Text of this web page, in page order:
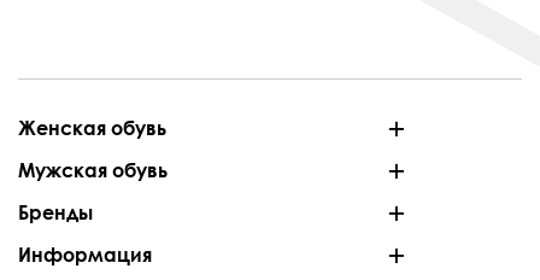
Женская обувь
Мужская обувь
Бренды
Информация